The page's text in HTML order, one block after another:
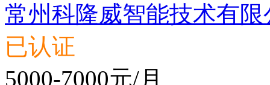
常州科隆威智能技术有限
已认证
5000-7000元/月